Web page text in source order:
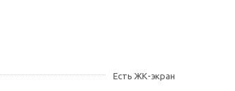
Есть ЖК-экран